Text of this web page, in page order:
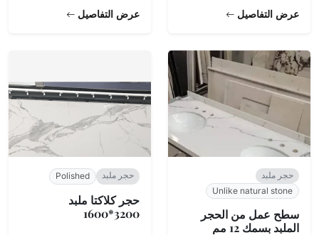
عرض التفاصيل عرض التفاصيل
حجر ملبد
Unlike natural stone
سطح عمل من الحجر
الملبد بسمك 12 مم
حجر ملبد Polished
حجر كلاكتا ملبد
3200*1600